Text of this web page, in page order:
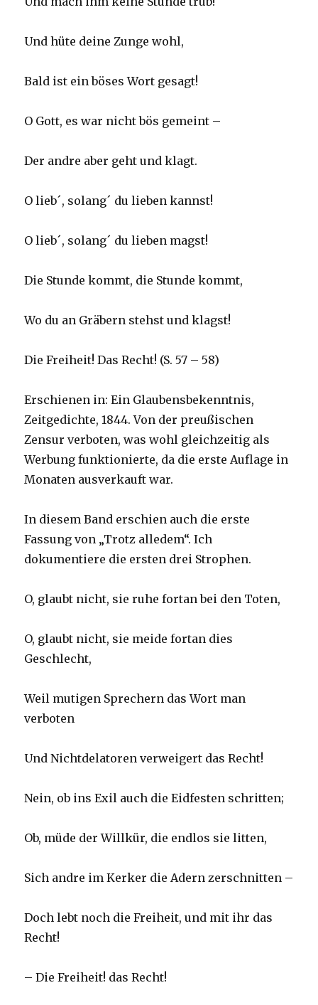
Und hüte deine Zunge wohl,
Bald ist ein böses Wort gesagt!
O Gott, es war nicht bös gemeint –
Der andre aber geht und klagt.
O lieb´, solang´ du lieben kannst!
O lieb´, solang´ du lieben magst!
Die Stunde kommt, die Stunde kommt,
Wo du an Gräbern stehst und klagst!
Die Freiheit! Das Recht! (S. 57 – 58)
Erschienen in: Ein Glaubensbekenntnis,
Zeitgedichte, 1844. Von der preußischen
Zensur verboten, was wohl gleichzeitig als
Werbung funktionierte, da die erste Auflage in
Monaten ausverkauft war.
In diesem Band erschien auch die erste
Fassung von „Trotz alledem“. Ich
dokumentiere die ersten drei Strophen.
O, glaubt nicht, sie ruhe fortan bei den Toten,
O, glaubt nicht, sie meide fortan dies
Geschlecht,
Weil mutigen Sprechern das Wort man
verboten
Und Nichtdelatoren verweigert das Recht!
Nein, ob ins Exil auch die Eidfesten schritten;
Ob, müde der Willkür, die endlos sie litten,
Sich andre im Kerker die Adern zerschnitten –
Doch lebt noch die Freiheit, und mit ihr das
Recht!
– Die Freiheit! das Recht!